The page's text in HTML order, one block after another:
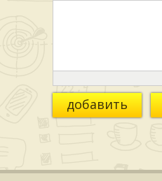
добавить